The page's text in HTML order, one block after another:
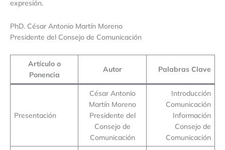
expresión.
PhD. César Antonio Martín Moreno
Presidente del Consejo de Comunicación
Artículo o
Ponencia
Autor Palabras Clave
Presentación
César Antonio
Martín Moreno
Presidente del
Consejo de
Comunicación
Introducción
Comunicación
Información
Consejo de
Comunicación